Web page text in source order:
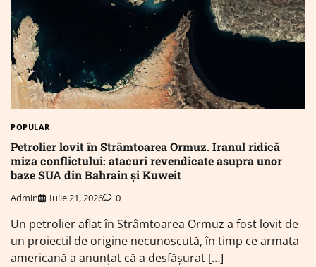
POPULAR
Petrolier lovit în Strâmtoarea Ormuz. Iranul ridică
miza conflictului: atacuri revendicate asupra unor
baze SUA din Bahrain și Kuweit
Admin Iulie 21, 2026 0
Un petrolier aflat în Strâmtoarea Ormuz a fost lovit de
un proiectil de origine necunoscută, în timp ce armata
americană a anunțat că a desfășurat […]